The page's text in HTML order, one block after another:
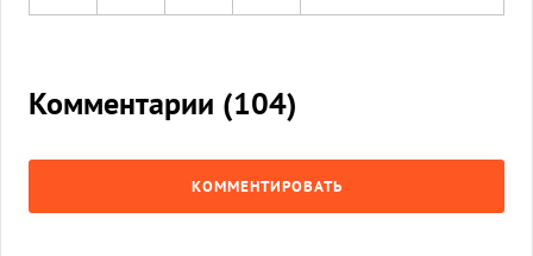
Комментарии (104)
КОММЕНТИРОВАТЬ